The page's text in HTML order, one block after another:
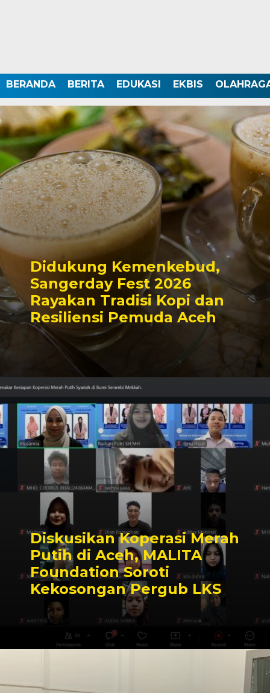
BERANDA BERITA EDUKASI EKBIS
Didukung Kemenkebud,
Sangerday Fest 2026
Rayakan Tradisi Kopi dan
Resiliensi Pemuda Aceh
Diskusikan Koperasi Merah
Putih di Aceh, MALITA
Foundation Soroti
Kekosongan Pergub LKS